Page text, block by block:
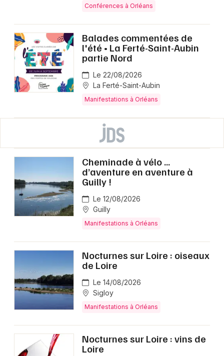
Conférences à Orléans
Balades commentées de
l'été • La Ferté-Saint-Aubin
partie Nord
Le 22/08/2026
La Ferté-Saint-Aubin
Manifestations à Orléans
Cheminade à vélo ...
d’aventure en aventure à
Guilly !
Le 12/08/2026
Guilly
Manifestations à Orléans
Nocturnes sur Loire : oiseaux
de Loire
Le 14/08/2026
Sigloy
Manifestations à Orléans
Nocturnes sur Loire : vins de
Loire